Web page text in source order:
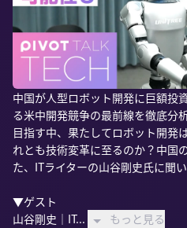
中国が人型ロボット開発に巨額投
る米中開発競争の最前線を徹底分
目指す中、果たしてロボット開発
れとも技術変革に至るのか？中国
た、ITライターの山谷剛史氏に聞い
▼ゲスト
山谷剛史｜IT...
もっと見る